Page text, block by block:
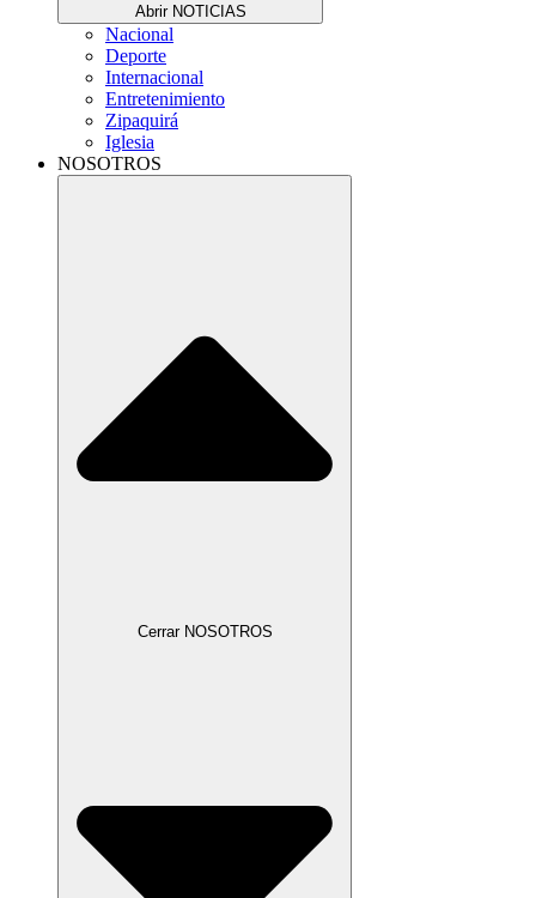
Abrir NOTICIAS
Nacional
Deporte
Internacional
Entretenimiento
Zipaquirá
Iglesia
NOSOTROS
Cerrar NOSOTROS